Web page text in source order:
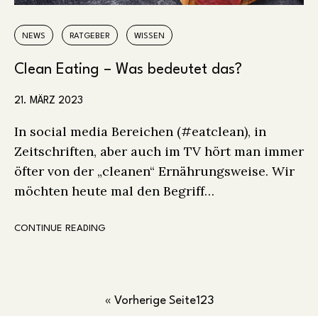
NEWS RATGEBER WISSEN
Clean Eating – Was bedeutet das?
21. MÄRZ 2023
In social media Bereichen (#eatclean), in
Zeitschriften, aber auch im TV hört man immer
öfter von der „cleanen“ Ernährungsweise. Wir
möchten heute mal den Begriff…
CONTINUE READING
« Vorherige Seite1 23